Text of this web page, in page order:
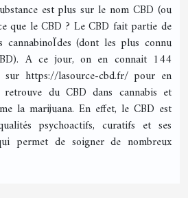
est plus sur le nom CBD (ou
que le CBD ? Le CBD fait partie de
(dont les plus connu
A ce jour, on en connait 144
sur https://lasource-cbd.fr/ pour en
du CBD dans cannabis et
la marijuana. En effet, le CBD est
psychoactifs, curatifs et ses
permet de soigner de nombreux